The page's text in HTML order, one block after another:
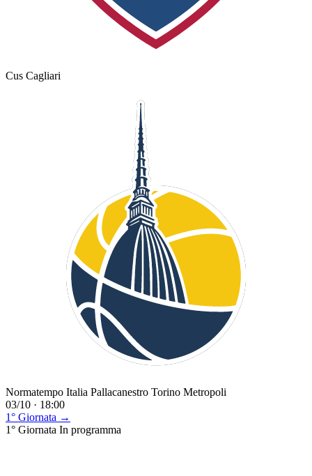
Cus Cagliari
Normatempo Italia Pallacanestro Torino Metropoli
03/10 · 18:00
1° Giornata →
1° Giornata In programma